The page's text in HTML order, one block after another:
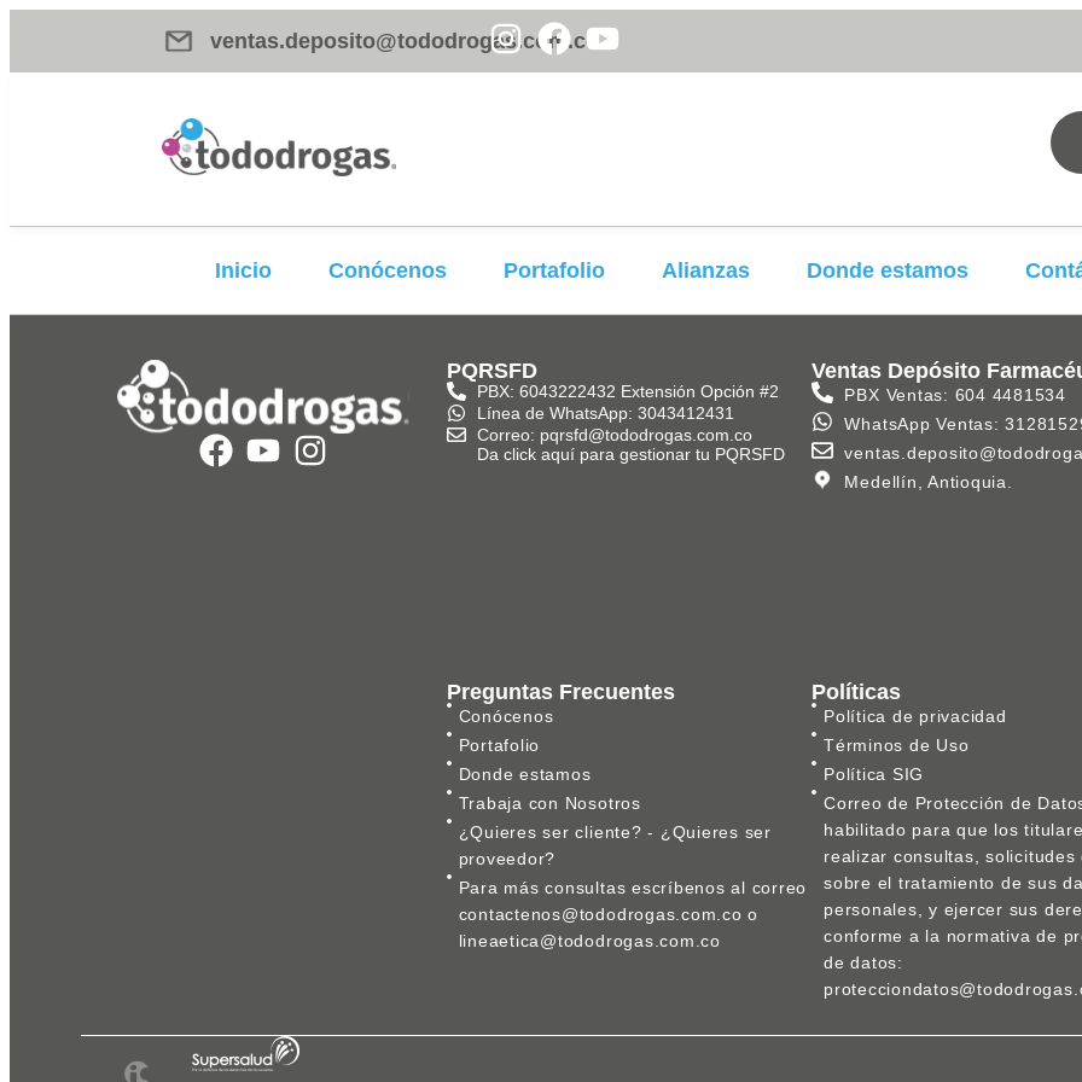
ventas.deposito@tododrogas.com.co
Inicio Conócenos Portafolio Alianzas Donde estamos
PQRSFD
PBX: 6043222432 Extensión Opción #2
Línea de WhatsApp: 3043412431
Correo: pqrsfd@tododrogas.com.co
Da click aquí para gestionar tu PQRSFD
Ventas Depósito
PBX Ventas: 604 4481534
WhatsApp Ventas:
Medellín, Antioquia.
Preguntas Frecuentes
Conócenos
Portafolio
Donde estamos
Trabaja con Nosotros
¿Quieres ser cliente? - ¿Quieres ser
proveedor?
Para más consultas escríbenos al correo
contactenos@tododrogas.com.co o
lineaetica@tododrogas.com.co
Políticas
Política de privacidad
Términos de Uso
Política SIG
Correo de Protección de
habilitado para que los
realizar consultas, solicitudes
sobre el tratamiento de sus
personales, y ejercer sus
conforme a la normativa de
de datos: